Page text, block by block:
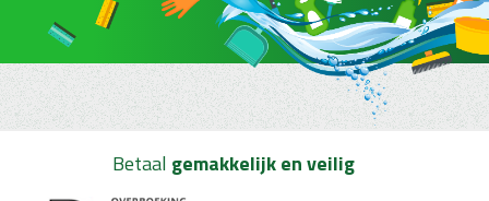
Betaal gemakkelijk en veilig